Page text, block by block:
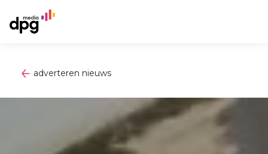
adverteren nieuws